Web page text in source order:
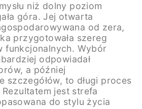
niż dolny poziom
góra. Jej otwarta
od zera,
przygotowała szereg
funkcjonalnych. Wybór
odpowiadał
a później
szczegółów, to długi proces
jest strefa
do stylu życia